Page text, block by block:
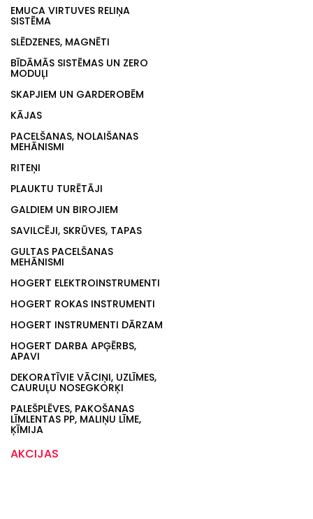
EMUCA VIRTUVES RELIŅA
SISTĒMA
SLĒDZENES, MAGNĒTI
BĪDĀMĀS SISTĒMAS UN ZERO
MODUĻI
SKAPJIEM UN GARDEROBĒM
KĀJAS
PACELŠANAS, NOLAIŠANAS
MEHĀNISMI
RITEŅI
PLAUKTU TURĒTĀJI
GALDIEM UN BIROJIEM
SAVILCĒJI, SKRŪVES, TAPAS
GULTAS PACELŠANAS
MEHĀNISMI
HOGERT ELEKTROINSTRUMENTI
HOGERT ROKAS INSTRUMENTI
HOGERT INSTRUMENTI DĀRZAM
HOGERT DARBA APĢĒRBS,
APAVI
DEKORATĪVIE VĀCIŅI, UZLĪMES,
CAURUĻU NOSEGKORĶI
PALEŠPLĒVES, PAKOŠANAS
LĪMLENTAS PP, MALIŅU LĪME,
ĶĪMIJA
AKCIJAS